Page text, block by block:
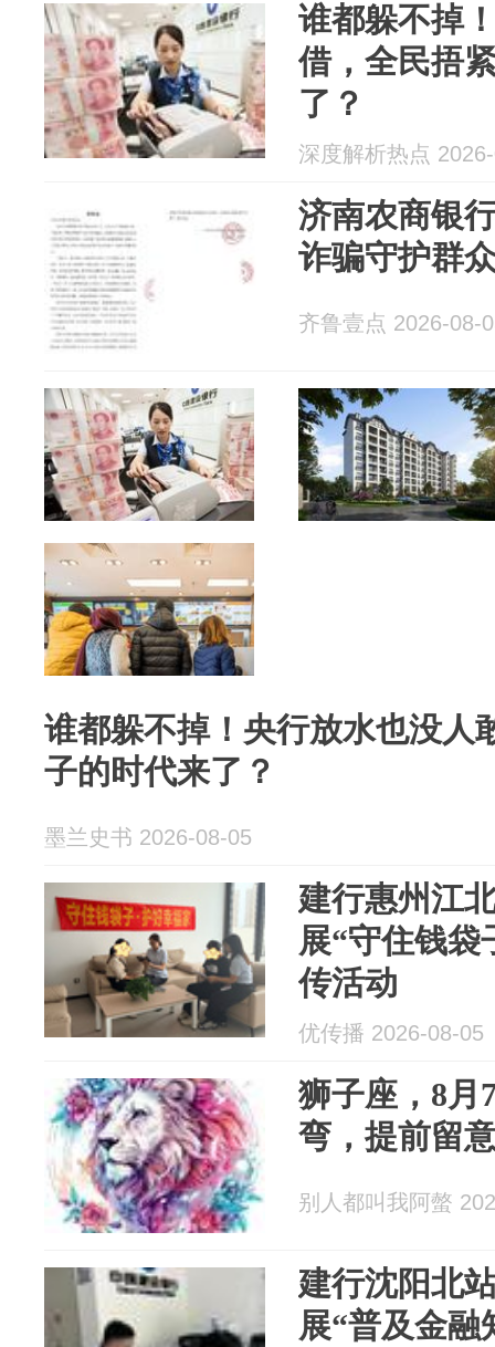
谁都躲不掉
借，全民捂
了？
深度解析热点
济南农商银
诈骗守护群
齐鲁壹点 2026-08-
谁都躲不掉！央行放水也没人
子的时代来了？
墨兰史书 2026-08-05
建行惠州江
展“守住钱袋
传活动
优传播 2026-08-05
狮子座，8月
弯，提前留
别人都叫我阿螫
建行沈阳北
展“普及金融